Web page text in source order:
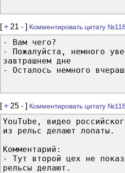
[+ 21 - ] Комментировать цитату
- Вам чего?
- Пожалуйста, немного
завтрашнем дне
- Осталось немного
[+ 25 - ] Комментировать цитату
YouTube, видео
из рельс делают лопаты.
Комментарий:
- Тут второй цех не
рельсы делают.